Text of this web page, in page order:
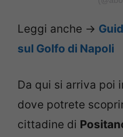
Leggi anche ->
sul Golfo di Napoli
Da qui si arriva poi
dove potrete
cittadine di